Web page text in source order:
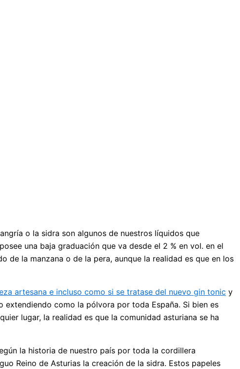
o la sidra son algunos de nuestros líquidos que
una baja graduación que va desde el 2 % en vol. en el
de la manzana o de la pera, aunque la realidad es que en los
artesana e incluso como si se tratase del nuevo gin tonic y
como la pólvora por toda España. Si bien es
lugar, la realidad es que la comunidad asturiana se ha
la historia de nuestro país por toda la cordillera
Reino de Asturias la creación de la sidra. Estos papeles